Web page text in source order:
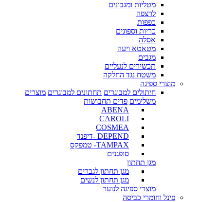
מטליות ומגבונים
לרצפה
כפפות
כריות וספוגים
אסלה
מטאטא ויעה
מגבים
תכשירים לנעליים
משטח נגד החלקה
מוצרי ספיגה
חיתולים למבוגרים תחתונים למבוגרים מוצרים
משלימים פדים תחבושות
ABENA
CAROLI
COSMEA
DEPEND -דיפנד
TAMPAX- טמפקס
סופגנים
מגן תחתון
מגן תחתון לגברים
מגן תחתון לנשים
מוצרי ספיגה לנוער
פינל וחומרי כביסה